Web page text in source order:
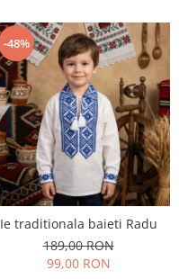
-48%
Ie traditionala baieti Radu
189,00 RON
99,00 RON